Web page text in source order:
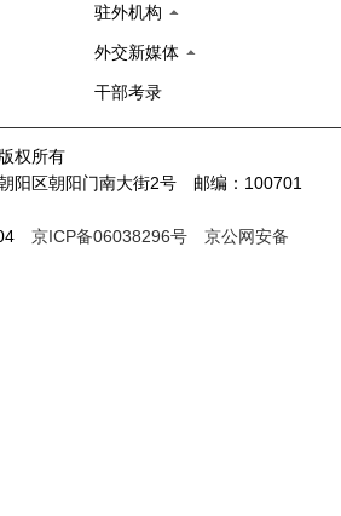
驻外机构
外交新媒体
干部考录
权所有
阳区朝阳门南大街2号 邮编：100701
京ICP备06038296号
京公网安备